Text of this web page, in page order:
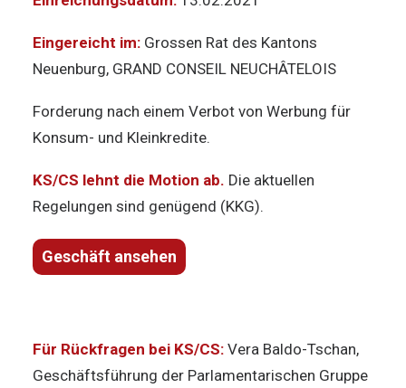
Eingereicht im: Grossen Rat des Kantons
Neuenburg, GRAND CONSEIL NEUCHÂTELOIS
Forderung nach einem Verbot von Werbung für
Konsum- und Kleinkredite.
KS/CS lehnt die Motion ab. Die aktuellen
Regelungen sind genügend (KKG).
Geschäft ansehen
Für Rückfragen bei KS/CS: Vera Baldo-Tschan,
Geschäftsführung der Parlamentarischen Gruppe